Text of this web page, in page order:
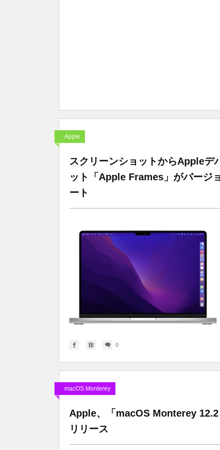
Apple
スクリーンショットからAppleデ
ット「Apple Frames」がバージ
ート
0
macOS Monterey
Apple、「macOS Monterey
リリース